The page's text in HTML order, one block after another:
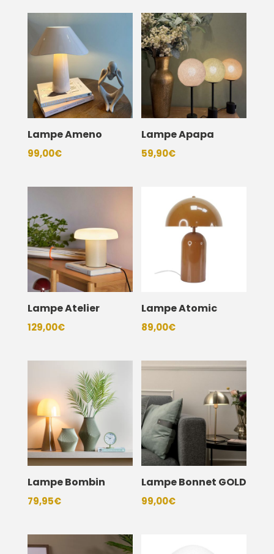
69,90€
Lampe Ameno
99,00€
Lampe Apapa
59,90€
Lampe Atelier
129,00€
Lampe Atomic
89,00€
Lampe Bombin
79,95€
Lampe Bonnet GOLD
99,00€